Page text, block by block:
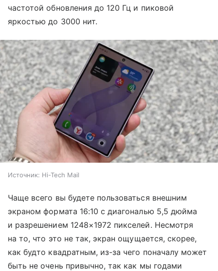
частотой обновления до 120 Гц и пиковой
яркостью до 3000 нит.
Источник: Hi-Tech Mail
Чаще всего вы будете пользоваться внешним
экраном формата 16:10 с диагональю 5,5 дюйма
и разрешением 1248×1972 пикселей. Несмотря
на то, что это не так, экран ощущается, скорее,
как будто квадратным, из-за чего поначалу может
быть не очень привычно, так как мы годами